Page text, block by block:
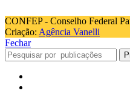
CONFEP - Conselho Federal
Criação: Agência Vanelli
Fechar